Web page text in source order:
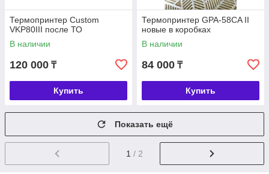
Термопринтер Custom
VKP80III после ТО
В наличии
120 000 ₸
Купить
Термопринтер GPA-58CA II
новые в коробках
В наличии
84 000 ₸
Купить
Показать ещё
1 / 2